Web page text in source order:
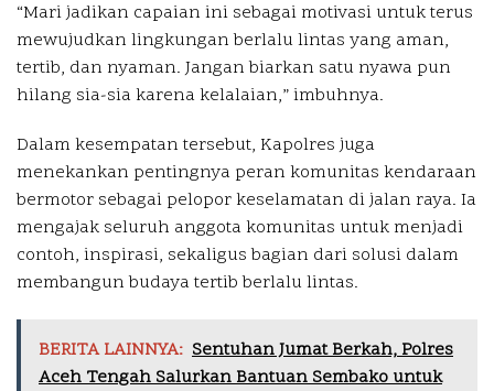
“Mari jadikan capaian ini sebagai motivasi untuk terus
mewujudkan lingkungan berlalu lintas yang aman,
tertib, dan nyaman. Jangan biarkan satu nyawa pun
hilang sia-sia karena kelalaian,” imbuhnya.
Dalam kesempatan tersebut, Kapolres juga
menekankan pentingnya peran komunitas kendaraan
bermotor sebagai pelopor keselamatan di jalan raya. Ia
mengajak seluruh anggota komunitas untuk menjadi
contoh, inspirasi, sekaligus bagian dari solusi dalam
membangun budaya tertib berlalu lintas.
BERITA LAINNYA: Sentuhan Jumat Berkah, Polres
Aceh Tengah Salurkan Bantuan Sembako untuk